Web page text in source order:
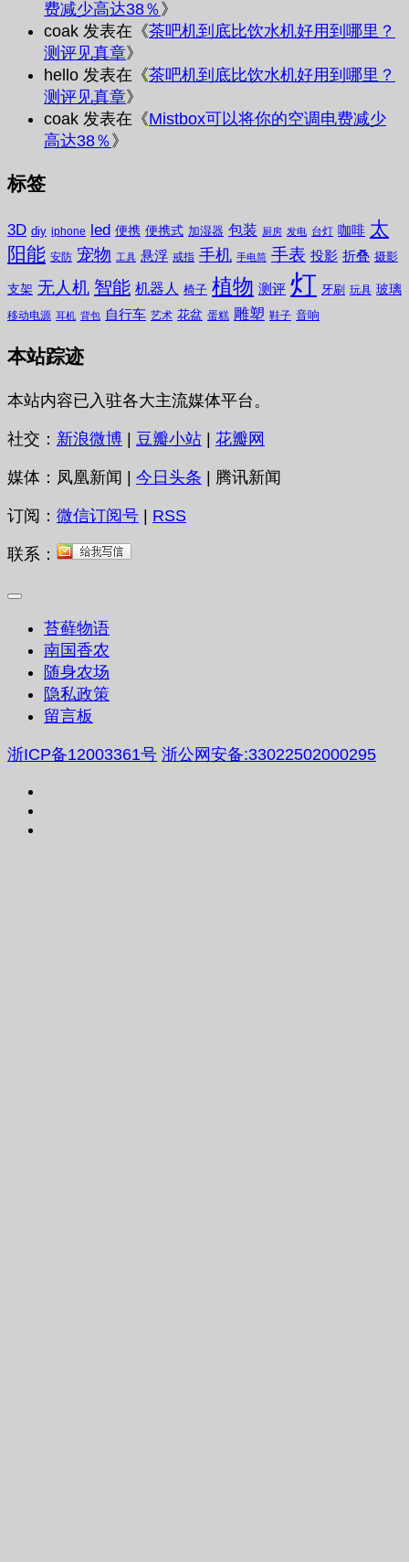
费减少高达38％ 》
coak 发表在《茶吧机到底比饮水机好用到哪里？
测评见真章》
hello 发表在《茶吧机到底比饮水机好用到哪里？
测评见真章》
coak 发表在《Mistbox可以将你的空调电费减少
高达38％ 》
标签
3D diy iphone led 便携 便携式 加湿器 包装 厨房 发电 台灯 咖啡 太
阳能 安防 宠物 工具 悬浮 戒指 手机 手电筒 手表 投影 折叠 摄影
支架 无人机 智能 机器人 椅子 植物 测评 灯 牙刷 玩具 玻璃
移动电源 耳机 背包 自行车 艺术 花盆 蛋糕 雕塑 鞋子 音响
本站踪迹
本站内容已入驻各大主流媒体平台。
社交： 新浪微博 | 豆瓣小站 | 花瓣网
媒体：凤凰新闻 | 今日头条 | 腾讯新闻
订阅： 微信订阅号 | RSS
联系：
苔藓物语
南国香农
随身农场
隐私政策
留言板
浙ICP备12003361号 浙公网安备:33022502000295